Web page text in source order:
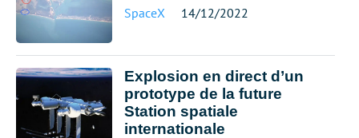
SpaceX 14/12/2022
Explosion en direct d’un
prototype de la future
Station spatiale
internationale